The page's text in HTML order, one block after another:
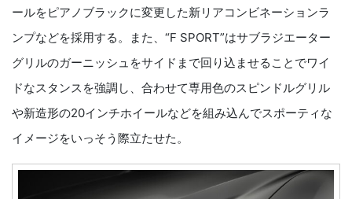
ールをピアノブラックに変更した新リアコンビネーションラ
ンプなどを採用する。また、“F SPORT”はサブラジエーター
グリルのガーニッシュをサイドまで回り込ませることでワイ
ドなスタンスを強調し、合わせて専用色のスピンドルグリル
や新造形の20インチホイールなどを組み込んでスポーティな
イメージをいっそう際立たせた。